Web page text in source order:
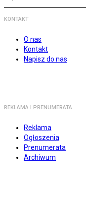
KONTAKT
O nas
Kontakt
Napisz do nas
REKLAMA I PRENUMERATA
Reklama
Ogłoszenia
Prenumerata
Archiwum